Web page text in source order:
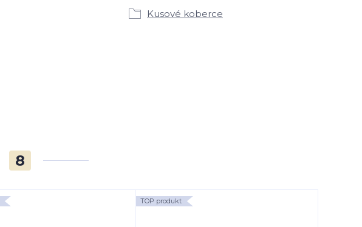
Kusové koberce
8
TOP produkt